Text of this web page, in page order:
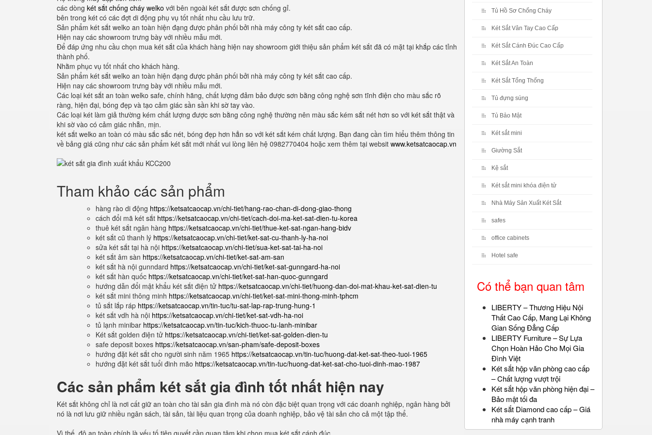
các dòng két sắt chống cháy welko với bên ngoài két sắt được sơn chống gỉ.
bên trong két có các đợt di động phụ vụ tốt nhất nhu cầu lưu trữ.
Sản phẩm két sắt welko an toàn hiện đạng được phân phối bởi nhà máy công ty két sắt cao cấp.
Hiện nay các showroom trưng bày với nhiều mẫu mới.
Để đáp ứng nhu cầu chọn mua két sắt của khách hàng hiện nay showroom giới thiệu sản phẩm két sắt đã có mặt tại khắp các tỉnh
thành phố.
Nhằm phục vụ tốt nhất cho khách hàng.
Sản phẩm két sắt welko an toàn hiện đạng được phân phối bởi nhà máy công ty két sắt cao cấp.
Hiện nay các showroom trưng bày với nhiều mẫu mới.
Các loại két sắt an toàn welko safe, chính hãng, chất lượng đảm bảo được sơn bằng công nghệ sơn tĩnh điện cho màu sắc rõ
ràng, hiện đại, bóng đẹp và tạo cảm giác sần sần khi sờ tay vào.
Các loại két làm giả thường kém chất lượng được sơn bằng công nghệ thường nên màu sắc kém sắt nét hơn so với két sắt thật và
khi sờ vào có cảm giác nhẵn, mịn.
két sắt welko an toàn có màu sắc sắc nét, bóng đẹp hơn hẳn so với két sắt kém chất lượng. Bạn đang cần tìm hiểu thêm thông tin
về bảng giá cũng như các sản phẩm két sắt mới nhất vui lòng liên hệ 0982770404 hoặc xem thêm tại websit www.ketsatcaocap.vn
Tham khảo các sản phẩm
hàng rào di động https://ketsatcaocap.vn/chi-tiet/hang-rao-chan-di-dong-giao-thong
cách đổi mã két sắt https://ketsatcaocap.vn/chi-tiet/cach-doi-ma-ket-sat-dien-tu-korea
thuê két sắt ngân hàng https://ketsatcaocap.vn/chi-tiet/thue-ket-sat-ngan-hang-bidv
két sắt cũ thanh lý https://ketsatcaocap.vn/chi-tiet/ket-sat-cu-thanh-ly-ha-noi
sửa két sắt tại hà nội https://ketsatcaocap.vn/chi-tiet/sua-ket-sat-tai-ha-noi
két sắt âm sàn https://ketsatcaocap.vn/chi-tiet/ket-sat-am-san
két sắt hà nội gunndard https://ketsatcaocap.vn/chi-tiet/ket-sat-gunngard-ha-noi
két sắt hàn quốc https://ketsatcaocap.vn/chi-tiet/ket-sat-han-quoc-gunngard
hướng dẫn đổi mật khẩu két sắt điện tử https://ketsatcaocap.vn/chi-tiet/huong-dan-doi-mat-khau-ket-sat-dien-tu
két sắt mini thông minh https://ketsatcaocap.vn/chi-tiet/ket-sat-mini-thong-minh-tphcm
tủ sắt lắp ráp https://ketsatcaocap.vn/tin-tuc/tu-sat-lap-rap-trung-hung-1
két sắt vdh hà nội https://ketsatcaocap.vn/chi-tiet/ket-sat-vdh-ha-noi
tủ lạnh minibar https://ketsatcaocap.vn/tin-tuc/kich-thuoc-tu-lanh-minibar
Két sắt golden điện tử https://ketsatcaocap.vn/chi-tiet/ket-sat-golden-dien-tu
safe deposit boxes https://ketsatcaocap.vn/san-pham/safe-deposit-boxes
hướng đặt két sắt cho người sinh năm 1965 https://ketsatcaocap.vn/tin-tuc/huong-dat-ket-sat-theo-tuoi-1965
hướng đặt két sắt tuổi đinh mão https://ketsatcaocap.vn/tin-tuc/huong-dat-ket-sat-cho-tuoi-dinh-mao-1987
Các sản phẩm két sắt gia đình tốt nhất hiện nay
Két sắt không chỉ là nơi cất giữ an toàn cho tài sản gia đình mà nó còn đặc biệt quan trọng với các doanh nghiệp, ngân hàng bởi
nó là nơi lưu giữ nhiều ngân sách, tài sản, tài liệu quan trọng của doanh nghiệp, bảo vệ tài sản cho cả một tập thể.
Vì thế, độ an toàn chính là yếu tố tiên quyết cần quan tâm khi chọn mua két sắt cánh đúc.
Tủ Hồ Sơ Chống Cháy
Két Sắt Vân Tay Cao Cấp
Két Sắt Cánh Đúc Cao Cấp
Két Sắt An Toàn
Két Sắt Tổng Thống
Tủ đựng súng
Tủ Bảo Mật
Két sắt mini
Giường Sắt
Kệ sắt
Két sắt mini khóa điện tử
Nhà Máy Sản Xuất Két Sắt
safes
office cabinets
Hotel safe
Có thể bạn quan tâm
LIBERTY – Thương Hiệu Nội
Thất Cao Cấp, Mang Lại Không
Gian Sống Đẳng Cấp
LIBERTY Furniture – Sự Lựa
Chọn Hoàn Hảo Cho Mọi Gia
Đình Việt
Két sắt hộp văn phòng cao cấp
– Chất lượng vượt trội
Két sắt hộp văn phòng hiện đại –
Bảo mật tối đa
Két sắt Diamond cao cấp – Giá
nhà máy cạnh tranh